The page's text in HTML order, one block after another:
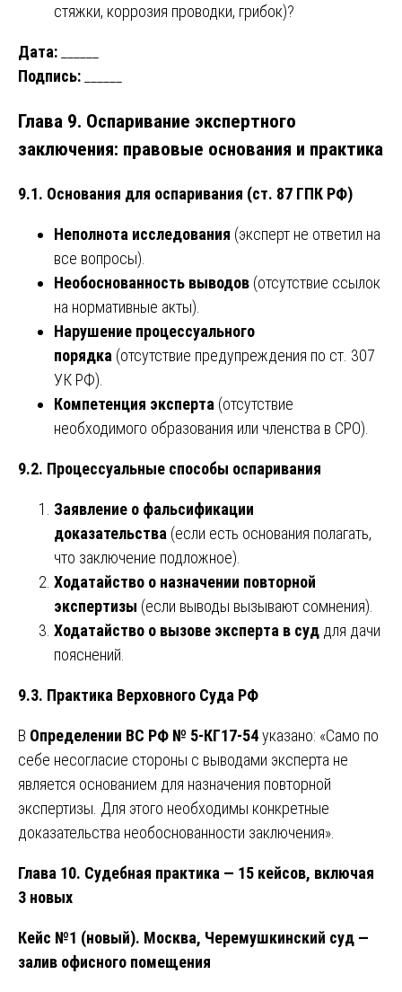
стяжки, коррозия проводки, грибок)?
Дата:
Подпись:
Глава 9. Оспаривание экспертного
заключения: правовые основания и практика
9.1. Основания для оспаривания (ст. 87 ГПК РФ)
Неполнота исследования (эксперт не ответил на
все вопросы).
Необоснованность выводов (отсутствие ссылок
на нормативные акты).
Нарушение процессуального
порядка (отсутствие предупреждения по ст. 307
УК РФ).
Компетенция эксперта (отсутствие
необходимого образования или членства в СРО).
9.2. Процессуальные способы оспаривания
Заявление о фальсификации
доказательства (если есть основания полагать,
что заключение подложное).
Ходатайство о назначении повторной
экспертизы (если выводы вызывают сомнения).
Ходатайство о вызове эксперта в суд для дачи
пояснений.
9.3. Практика Верховного Суда РФ
В Определении ВС РФ № 5-КГ17-54указано: «Само по
себе несогласие стороны с выводами эксперта не
является основанием для назначения повторной
экспертизы. Для этого необходимы конкретные
доказательства необоснованности заключения».
Глава 10. Судебная практика — 15 кейсов, включая
3 новых
Кейс №1 (новый). Москва, Черемушкинский суд —
залив офисного помещения